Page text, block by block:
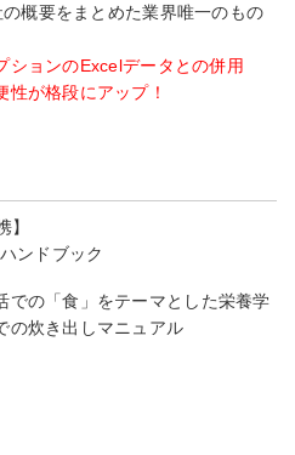
概要をまとめた業界唯一のもの
ションのExcelデータとの併用
性が格段にアップ！
】
ンドブック
での「食」をテーマとした栄養学
の炊き出しマニュアル